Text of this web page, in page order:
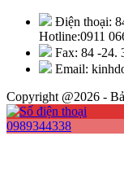
Điện thoại:
Hotline:0911
Fax: 84 -24.
Email:
Copyright @2026 -
0989344338